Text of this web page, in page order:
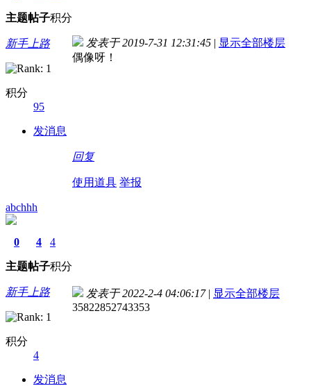
主题帖子积分
新手上路
积分
95
发消息
发表于 2019-7-31 12:31:45 | 显示全部楼层
偶像呀！
回复
使用道具 举报
abchhh
0
主题
4
帖子
4
积分
新手上路
积分
4
发消息
发表于 2022-2-4 04:06:17 | 显示全部楼层
35822852743353